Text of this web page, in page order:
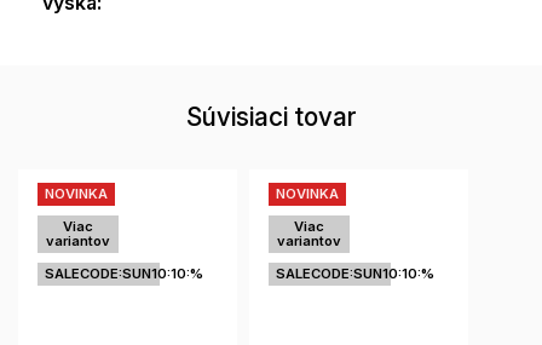
Súvisiaci tovar
NOVINKA
Viac
variantov
SALECODE:SUN10:10:%
NOVINKA
Viac
variantov
SALECODE:SUN10:10:%